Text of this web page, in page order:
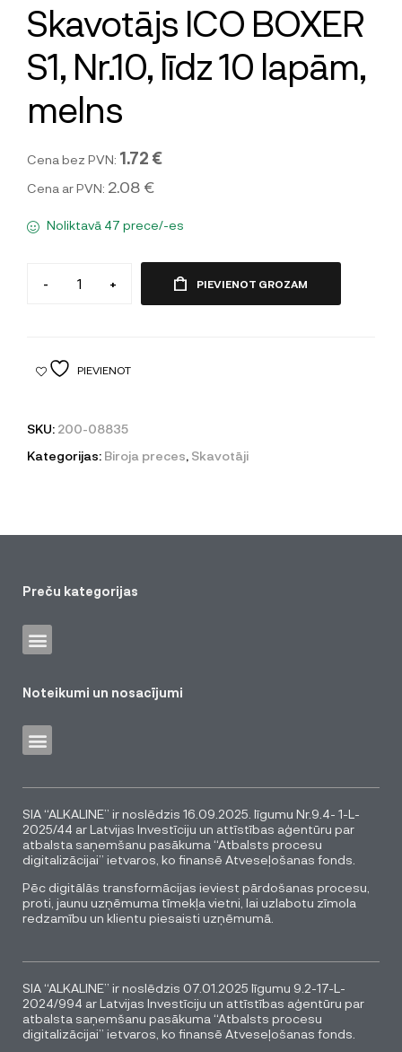
Skavotājs ICO BOXER
S1, Nr.10, līdz 10 lapām,
melns
Cena bez PVN: 1.72 €
Cena ar PVN: 2.08 €
Noliktavā 47 prece/-es
- + PIEVIENOT GROZAM
PIEVIENOT
SKU: 200-08835
Kategorijas: Biroja preces, Skavotāji
Preču kategorijas
Noteikumi un nosacījumi
SIA “ALKALINE” ir noslēdzis 16.09.2025. līgumu Nr.9.4- 1-L-
2025/44 ar Latvijas Investīciju un attīstības aģentūru par
atbalsta saņemšanu pasākuma “Atbalsts procesu
digitalizācijai” ietvaros, ko finansē Atveseļošanas fonds.
Pēc digitālās transformācijas ieviest pārdošanas procesu,
proti, jaunu uzņēmuma tīmekļa vietni, lai uzlabotu zīmola
redzamību un klientu piesaisti uzņēmumā.
SIA “ALKALINE” ir noslēdzis 07.01.2025 līgumu 9.2-17-L-
2024/994 ar Latvijas Investīciju un attīstības aģentūru par
atbalsta saņemšanu pasākuma “Atbalsts procesu
digitalizācijai” ietvaros, ko finansē Atveseļošanas fonds.